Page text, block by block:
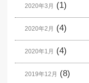
2020年3月 (1)
2020年2月 (4)
2020年1月 (4)
2019年12月 (8)